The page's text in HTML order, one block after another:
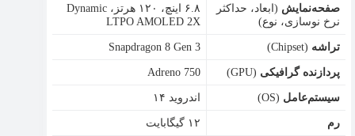
صفحه‌نمایش (ابعاد، حداکثر
نرخ نوسازی، نوع)
۶.۸ اینچ، ۱۲۰ هرتز، Dynamic
LTPO AMOLED 2X
تراشه (Chipset)
Snapdragon 8 Gen 3
پردازنده گرافیکی (GPU)
Adreno 750
سیستم‌عامل (OS)
اندروید ۱۴
رم
۱۲ گیگابایت